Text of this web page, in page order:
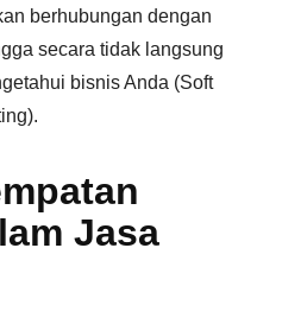
berhubungan dengan
secara tidak langsung
bisnis Anda (Soft
Jasa